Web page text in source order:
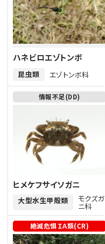
昆虫類
ハネビロエゾトンボ
エゾトンボ科
大型水生甲殻類
ヒメケフサイソガニ
モクズガ
ニ科
情報不足(DD)
絶滅危惧ＩＡ類(CR)